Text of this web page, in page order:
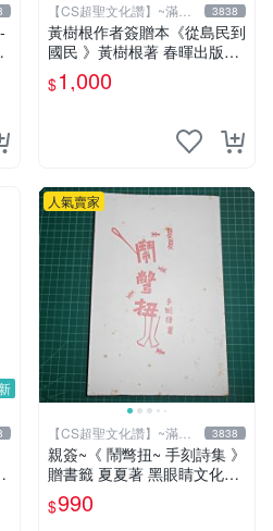
【CS超聖文化讚】~滿千
元送運
3838
黃樹根作者簽贈本《從島民到
國民 》黃樹根著 春暉出版社
民國78年出版 扉頁有斑 【C
S 超聖文化讚】
$1,000
人氣賣家
【CS超聖文化讚】~滿千
元送運
3838
親簽~《 鬧彆扭~ 手刻詩集 》
贈書籤 夏夏著 黑眼睛文化
【CS超聖文化2讚】
$990